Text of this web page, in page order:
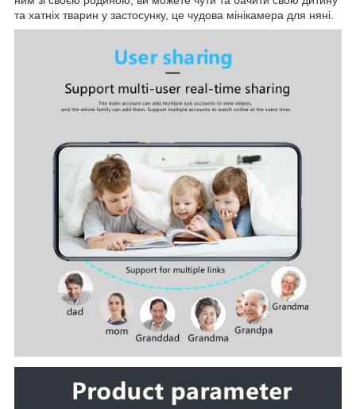
та хатніх тварин у застосунку, це чудова мінікамера для няні.